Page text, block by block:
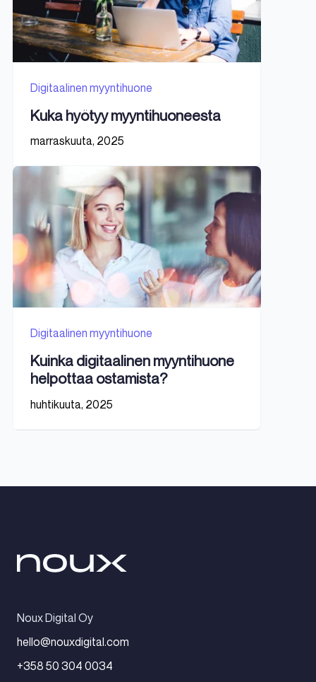
Digitaalinen myyntihuone
Kuka hyötyy myyntihuoneesta
marraskuuta, 2025
Digitaalinen myyntihuone
Kuinka digitaalinen myyntihuone
helpottaa ostamista?
huhtikuuta, 2025
Noux Digital Oy
hello@nouxdigital.com
+358 50 304 0034